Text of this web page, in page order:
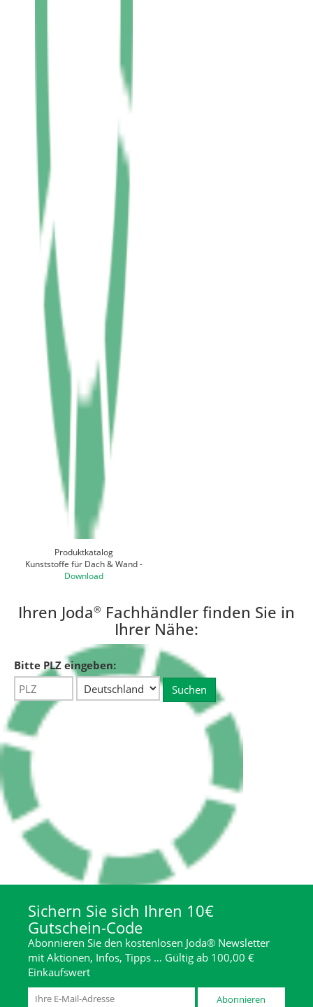
Produktkatalog
Kunststoffe für Dach & Wand -
Download
Ihren Joda® Fachhändler finden Sie in
Ihrer Nähe:
Bitte PLZ eingeben:
Sichern Sie sich Ihren 10€
Gutschein-Code
Abonnieren Sie den kostenlosen Joda® Newsletter
mit Aktionen, Infos, Tipps … Gültig ab 100,00 €
Einkaufswert
Abonnieren